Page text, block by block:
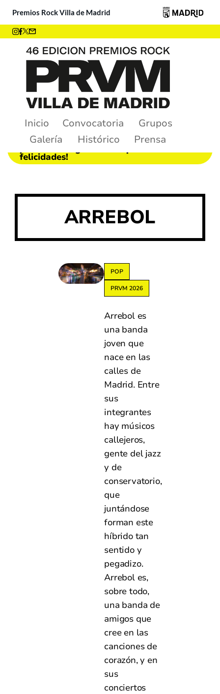
Premios Rock Villa de Madrid
Inicio Convocatoria
Grupos
Galería
Histórico Prensa
felicidades!
ARREBOL
POP
PRVM 2026
Arrebol es
una banda
joven que
nace en las
calles de
Madrid. Entre
sus
integrantes
hay músicos
callejeros,
gente del jazz
y de
conservatorio,
que
juntándose
forman este
híbrido tan
sentido y
pegadizo.
Arrebol es,
sobre todo,
una banda de
amigos que
cree en las
canciones de
corazón, y en
sus
conciertos